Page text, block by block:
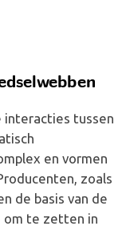
interacties tussen
en vormen
zoals
de basis van de
om te zetten in